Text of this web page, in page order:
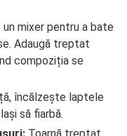
mixer pentru a bate
Adaugă treptat
compoziția se
încălzește laptele
să fiarbă.